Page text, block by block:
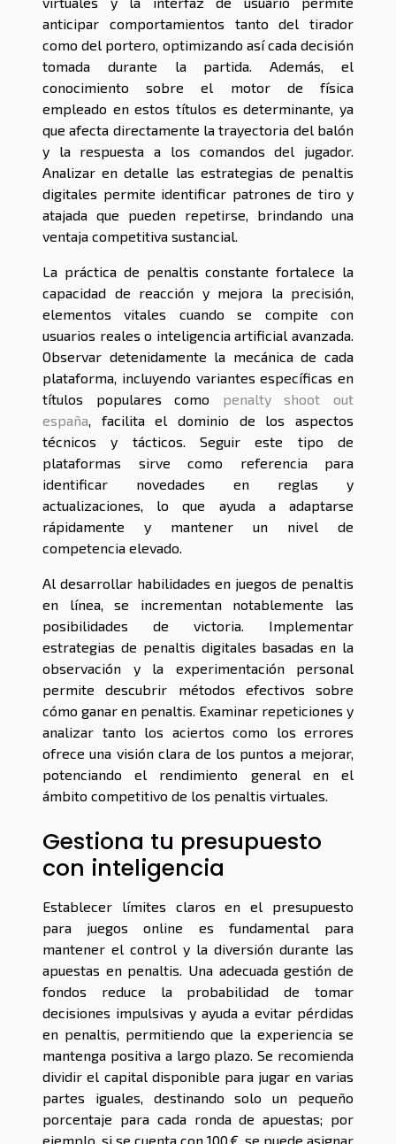
anticipar comportamientos tanto del tirador
como del portero, optimizando así cada decisión
tomada durante la partida. Además, el
conocimiento sobre el motor de física
empleado en estos títulos es determinante, ya
que afecta directamente la trayectoria del balón
y la respuesta a los comandos del jugador.
Analizar en detalle las estrategias de penaltis
digitales permite identificar patrones de tiro y
atajada que pueden repetirse, brindando una
ventaja competitiva sustancial.
La práctica de penaltis constante fortalece la
capacidad de reacción y mejora la precisión,
elementos vitales cuando se compite con
usuarios reales o inteligencia artificial avanzada.
Observar detenidamente la mecánica de cada
plataforma, incluyendo variantes específicas en
títulos populares como penalty shoot out
españa , facilita el dominio de los aspectos
técnicos y tácticos. Seguir este tipo de
plataformas sirve como referencia para
identificar novedades en reglas y
actualizaciones, lo que ayuda a adaptarse
rápidamente y mantener un nivel de
competencia elevado.
Al desarrollar habilidades en juegos de penaltis
en línea, se incrementan notablemente las
posibilidades de victoria. Implementar
estrategias de penaltis digitales basadas en la
observación y la experimentación personal
permite descubrir métodos efectivos sobre
cómo ganar en penaltis. Examinar repeticiones y
analizar tanto los aciertos como los errores
ofrece una visión clara de los puntos a mejorar,
potenciando el rendimiento general en el
ámbito competitivo de los penaltis virtuales.
Gestiona tu presupuesto
con inteligencia
Establecer límites claros en el presupuesto
para juegos online es fundamental para
mantener el control y la diversión durante las
apuestas en penaltis. Una adecuada gestión de
fondos reduce la probabilidad de tomar
decisiones impulsivas y ayuda a evitar pérdidas
en penaltis, permitiendo que la experiencia se
mantenga positiva a largo plazo. Se recomienda
dividir el capital disponible para jugar en varias
partes iguales, destinando solo un pequeño
porcentaje para cada ronda de apuestas; por
ejemplo, si se cuenta con 100 €, se puede asignar